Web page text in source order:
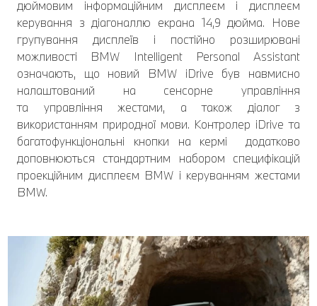
дюймовим інформаційним дисплеєм і дисплеєм
керування з діагоналлю екрана 14,9 дюйма. Нове
групування дисплеїв і постійно розширювані
можливості BMW Intelligent Personal Assistant
означають, що новий BMW iDrive був навмисно
налаштований на сенсорне управління
та управління жестами, а також діалог з
використанням природної мови. Контролер iDrive та
багатофункціональні кнопки на кермі додатково
доповнюються стандартним набором специфікацій
проекційним дисплеєм BMW і керуванням жестами
BMW.